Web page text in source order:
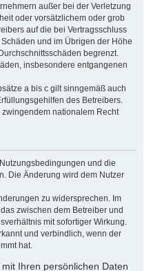
außer bei der Verletzung
oder vorsätzlichem oder grob
auf die bei Vertragsschluss
und im Übrigen der Höhe
begrenzt.
insbesondere entgangenen
a bis c gilt sinngemäß auch
des Betreibers.
nationalem Recht
und die
Die Änderung wird dem Nutzer
zu widersprechen. Im
zwischen dem Betreiber und
mit sofortiger Wirkung.
und verbindlich, wenn der
hat.
Ihren persönlichen Daten